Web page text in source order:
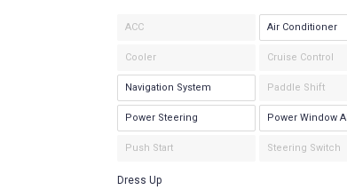
ACC Air Conditioner
Cooler Cruise Control
Navigation System Paddle Shift
Power Steering Power Window All
Push Start Steering Switch
Dress Up